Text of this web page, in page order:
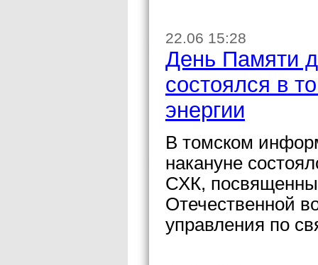
22.06 15:28
День Памяти
состоялся в
энергии
В томском
накануне
СХК,
Отечественной
управления по